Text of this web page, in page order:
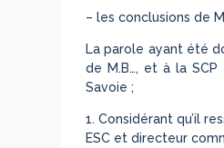
– les conclusions de
La parole ayant été
de M.B…, et à la
Savoie ;
1. Considérant qu’il
ESC et directeur